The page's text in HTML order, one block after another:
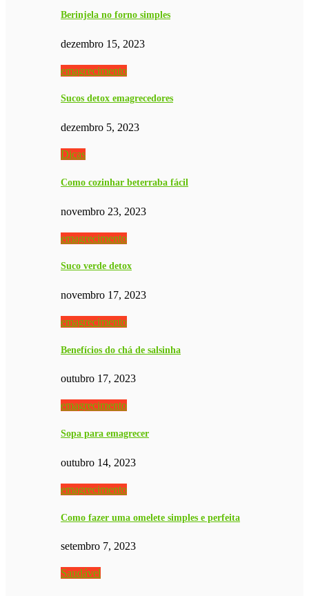
Berinjela no forno simples
dezembro 15, 2023
emagrecimento
Sucos detox emagrecedores
dezembro 5, 2023
Dicas
Como cozinhar beterraba fácil
novembro 23, 2023
emagrecimento
Suco verde detox
novembro 17, 2023
emagrecimento
Benefícios do chá de salsinha
outubro 17, 2023
emagrecimento
Sopa para emagrecer
outubro 14, 2023
emagrecimento
Como fazer uma omelete simples e perfeita
setembro 7, 2023
Saudável